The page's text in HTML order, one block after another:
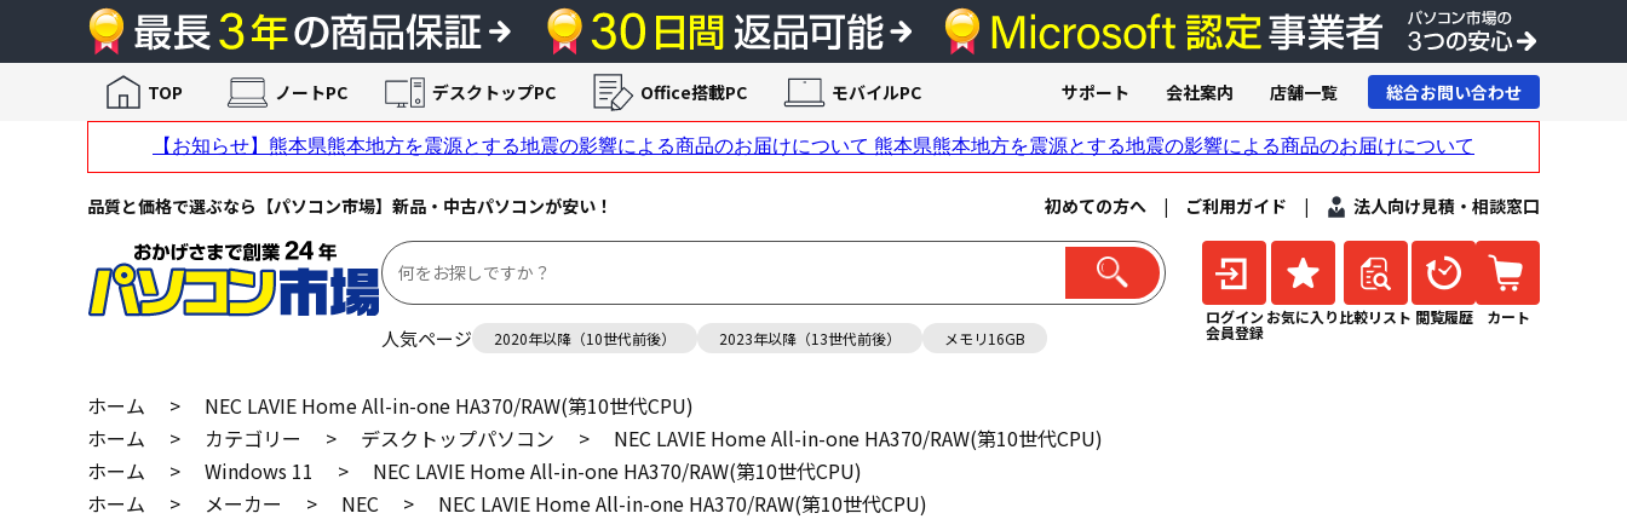
品質と価格で選ぶなら【パソコン市場】新品・中古パソコンが安い！ 初めての方へ | ご利用ガイド | 法人向け見積・相談窓口
人気ページ 2020年以降（10世代前後） 2023年以降（13世代前後） メモリ16GB
ログイン
会員登録
お気に入り 比較リスト 閲覧履歴 カート
TOP ノートPC デスクトップPC Office搭載PC モバイルPC サポート 会社案内 店舗一覧 総合お問い合わせ
ホーム >
NEC LAVIE Home All-in-one HA370/RAW(第10世代CPU)
ホーム
> カテゴリー > デスクトップパソコン >
NEC LAVIE Home All-in-one HA370/RAW(第10世代CPU)
ホーム
> Windows 11 >
NEC LAVIE Home All-in-one HA370/RAW(第10世代CPU)
ホーム
> メーカー > NEC >
NEC LAVIE Home All-in-one HA370/RAW(第10世代CPU)